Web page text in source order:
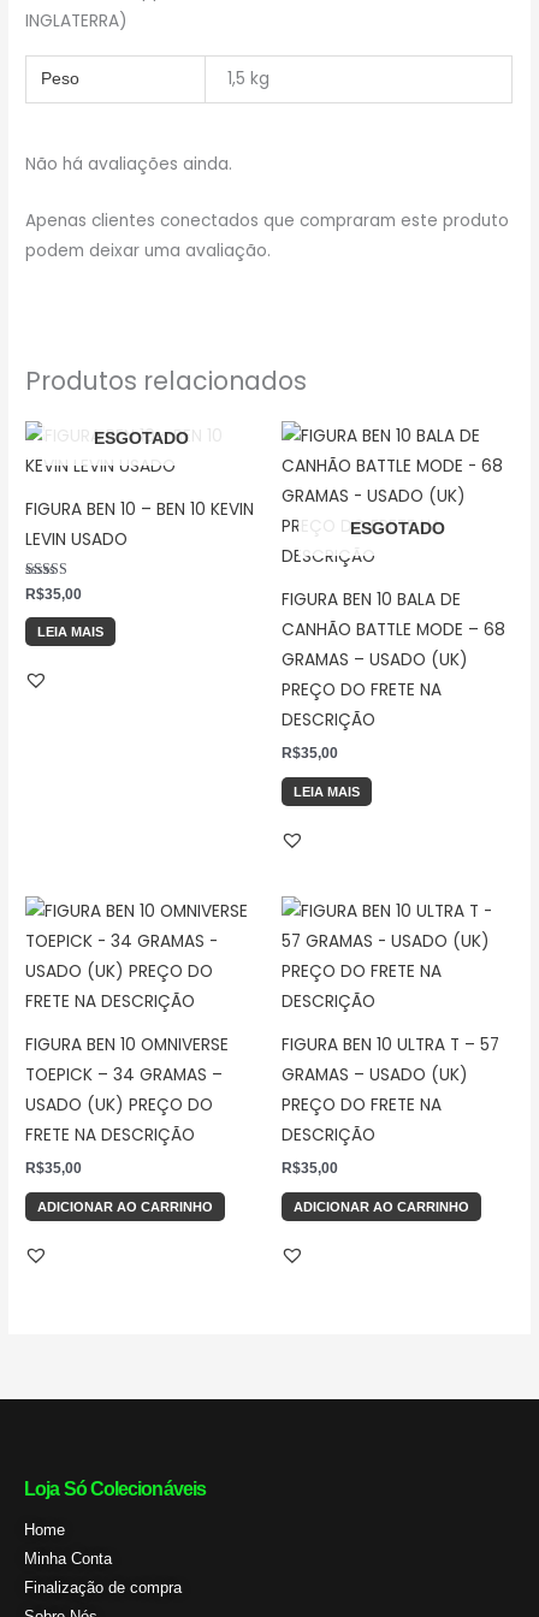
INGLATERRA)
Peso 1,5 kg
Não há avaliações ainda.
Apenas clientes conectados que compraram este produto
podem deixar uma avaliação.
Produtos relacionados
ESGOTADO
FIGURA BEN 10 – BEN 10 KEVIN
LEVIN USADO
Avaliação
5.00
de 5
R$35,00
LEIA MAIS
ESGOTADO
FIGURA BEN 10 BALA DE
CANHÃO BATTLE MODE – 68
GRAMAS – USADO (UK)
PREÇO DO FRETE NA
DESCRIÇÃO
R$35,00
LEIA MAIS
FIGURA BEN 10 OMNIVERSE
TOEPICK – 34 GRAMAS –
USADO (UK) PREÇO DO
FRETE NA DESCRIÇÃO
R$35,00
ADICIONAR AO CARRINHO
FIGURA BEN 10 ULTRA T – 57
GRAMAS – USADO (UK)
PREÇO DO FRETE NA
DESCRIÇÃO
R$35,00
ADICIONAR AO CARRINHO
Loja Só Colecionáveis
Home
Minha Conta
Finalização de compra